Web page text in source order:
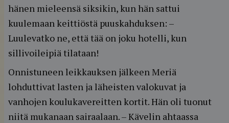
hänen mieleensä siksikin, kun hän sattui
kuulemaan keittiöstä puuskahduksen: –
Luulevatko ne, että tää on joku hotelli, kun
sillivoileipiä tilataan!
Onnistuneen leikkauksen jälkeen Meriä
lohduttivat lasten ja läheisten valokuvat ja
vanhojen koulukavereitten kortit. Hän oli tuonut
niitä mukanaan sairaalaan. – Kävelin ahtaassa